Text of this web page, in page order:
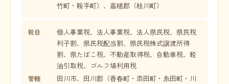
竹町・鞍手町）、嘉穂郡（桂川町）
税目
個人事業税、法人事業税、法人県民税、県民税
利子割、県民税配当割、県民税株式譲渡所得
割、県たばこ税、不動産取得税、自動車税、軽
油引取税、ゴルフ場利用税
管轄
田川市、田川郡（香春町・添田町・糸田町・川